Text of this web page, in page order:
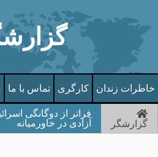
خاطرات زندان کارگری تماس با ما
گزارشگر
فراتر از دوگانگی
آزادی در خاورمیانه